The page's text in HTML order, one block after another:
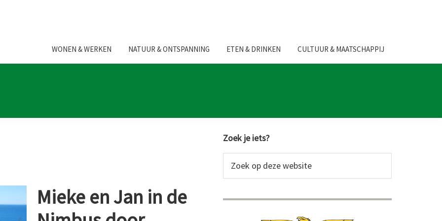
WONEN & WERKEN NATUUR & ONTSPANNING ETEN & DRINKEN CULTUUR & MAATSCHAPPIJ
Mieke en Jan in de
Primaire
Sidebar
Zoek je iets?
op
website